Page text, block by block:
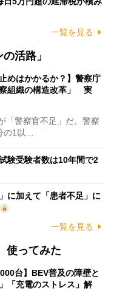
一覧を見る
活路」
めはかかるか？】警察庁
組織の構造改革」 実
「警察官不足」だ。警察
の1以…
験受験者数は10年間で2
に加えて「患者不足」に
一覧を見る
使ってみた
台】BEV普及の障壁と
「充電のストレス」解